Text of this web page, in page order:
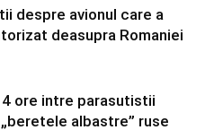
despre avionul care a
deasupra Romaniei
ore intre parasutistii
albastre” ruse